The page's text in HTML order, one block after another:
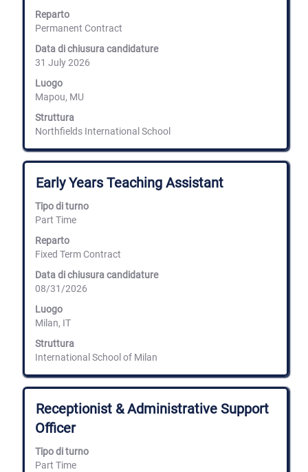
Tab
per
navigare
lavori.
Reparto
Permanent Contract
Data di chiusura candidature
31 July 2026
Luogo
Mapou, MU
Struttura
Northfields International School
barra
spaziatrice
visualizzare
i
integrali
delle
informazioni
lavoro.
Titolo
Early Years Teaching Assistant
Tipo di turno
Part Time
Reparto
Fixed Term Contract
Data di chiusura candidature
08/31/2026
Luogo
Milan, IT
Struttura
International School of Milan
Effettuare
una
selezione
con
barra
spaziatrice
visualizzare
i
integrali
delle
informazioni
lavoro.
Titolo
Receptionist & Administrative Support
Officer
Tipo di turno
Part Time
Effettuare
una
selezione
la
barra